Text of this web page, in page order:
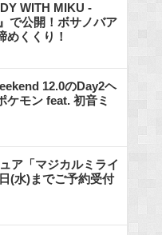
WITH MIKU -
で公開！ボサノバア
めくくり！
12.0のDay2ヘ
ケモン feat. 初音ミ
ア「マジカルミライ
(水)までご予約受付